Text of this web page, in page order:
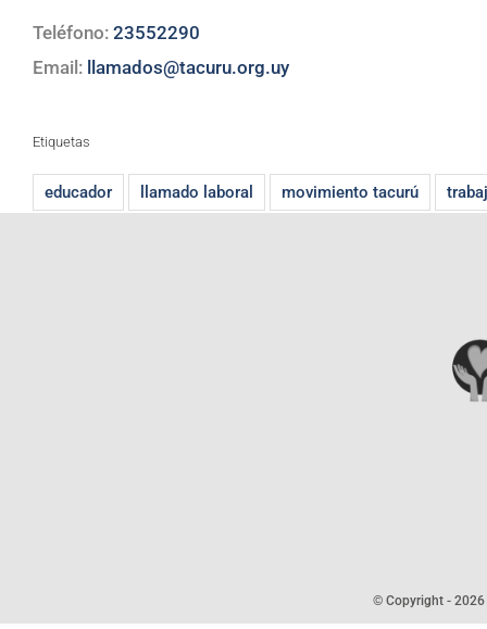
Teléfono: 23552290
Email: llamados@tacuru.org.uy
Etiquetas
educador llamado laboral movimiento tacurú
© Copyright -